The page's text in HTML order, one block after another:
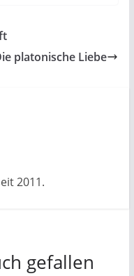
platonische Liebe
2011.
gefallen